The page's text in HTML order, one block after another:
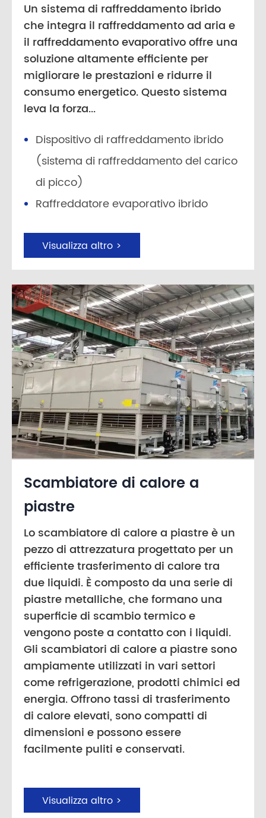
Un sistema di raffreddamento ibrido
che integra il raffreddamento ad aria e
il raffreddamento evaporativo offre una
soluzione altamente efficiente per
migliorare le prestazioni e ridurre il
consumo energetico. Questo sistema
leva la forza...
Dispositivo di raffreddamento ibrido
(sistema di raffreddamento del carico
di picco)
Raffreddatore evaporativo ibrido
Visualizza altro >
Scambiatore di calore a
piastre
Lo scambiatore di calore a piastre è un
pezzo di attrezzatura progettato per un
efficiente trasferimento di calore tra
due liquidi. È composto da una serie di
piastre metalliche, che formano una
superficie di scambio termico e
vengono poste a contatto con i liquidi.
Gli scambiatori di calore a piastre sono
ampiamente utilizzati in vari settori
come refrigerazione, prodotti chimici ed
energia. Offrono tassi di trasferimento
di calore elevati, sono compatti di
dimensioni e possono essere
facilmente puliti e conservati.
Visualizza altro >